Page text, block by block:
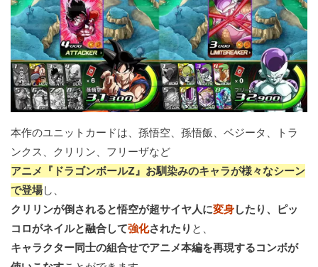
本作のユニットカードは、孫悟空、孫悟飯、ベジータ、トラ
ンクス、クリリン、フリーザなど
アニメ『ドラゴンボールZ』お馴染みのキャラが様々なシーン
で登場し、
クリリンが倒されると悟空が超サイヤ人に変身したり、ピッ
コロがネイルと融合して強化されたり と、
キャラクター同士の組合せでアニメ本編を再現するコンボが